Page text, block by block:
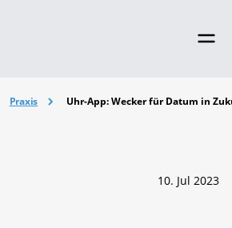
Praxis Uhr-App: Wecker für Datum in
10. Jul 2023